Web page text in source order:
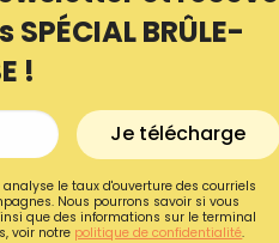
BRÛLE-
!
Je télécharge
le taux d'ouverture des courriels
Nous pourrons savoir si vous
que des informations sur le terminal
voir notre politique de confidentialité.